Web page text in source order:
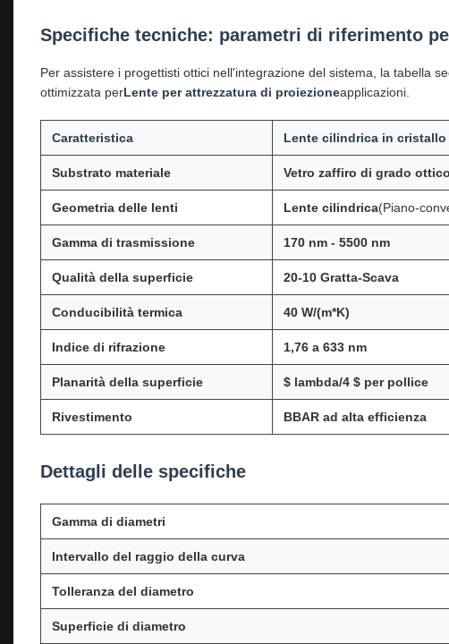
Specifiche tecniche: parametri di riferimento
Per assistere i progettisti ottici nell'integrazione del sistema, la tabella
ottimizzata perLente per attrezzatura di proiezioneapplicazioni.
Caratteristica Lente cilindrica in cristallo
Substrato materiale Vetro zaffiro di grado ottico
Geometria delle lenti Lente cilindrica(Piano-
Gamma di trasmissione 170 nm - 5500 nm
Qualità della superficie 20-10 Gratta-Scava
Conducibilità termica 40 W/(m*K)
Indice di rifrazione 1,76 a 633 nm
Planarità della superficie $ lambda/4 $ per pollice
Rivestimento BBAR ad alta efficienza
Dettagli delle specifiche
Gamma di diametri
Intervallo del raggio della curva
Tolleranza del diametro
Superficie di diametro